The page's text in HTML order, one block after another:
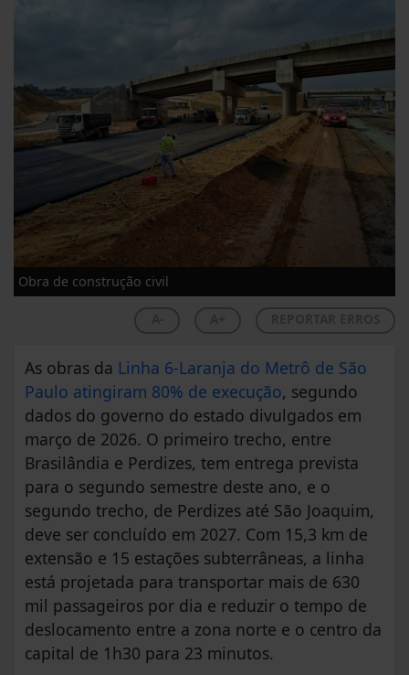
Obra de construção civil
As obras da Linha 6-Laranja do Metrô de São
Paulo atingiram 80% de execução, segundo
dados do governo do estado divulgados em
março de 2026. O primeiro trecho, entre
Brasilândia e Perdizes, tem entrega prevista
para o segundo semestre deste ano, e o
segundo trecho, de Perdizes até São Joaquim,
deve ser concluído em 2027. Com 15,3 km de
extensão e 15 estações subterrâneas, a linha
está projetada para transportar mais de 630
mil passageiros por dia e reduzir o tempo de
deslocamento entre a zona norte e o centro da
capital de 1h30 para 23 minutos.